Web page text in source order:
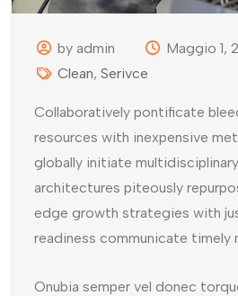
by admin
Maggio 1,
Clean,Serivce
Collaboratively pontificate
resources with inexpensive
globally initiate
architectures piteously
edge growth strategies with
readiness communicate timely
Onubia semper vel donec